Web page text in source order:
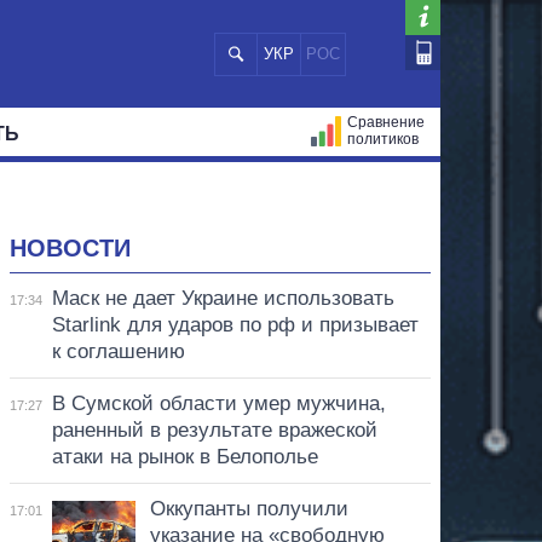
УКР РОС
Сравнение
политиков
НОВОСТИ
17:34
Маск не дает Украине использовать
Starlink для ударов по рф и призывает
к соглашению
17:27
В Сумской области умер мужчина,
раненный в результате вражеской
атаки на рынок в Белополье
17:01
Оккупанты получили
указание на «свободную